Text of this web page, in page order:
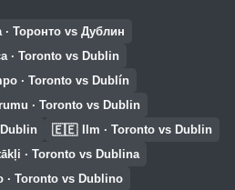
· Торонто vs Дублин
· Toronto vs Dublin
· Toronto vs Dublín
· Toronto vs Dublin
🇪🇪 Ilm · Toronto vs Dublin
· Toronto vs Dublina
· Toronto vs Dublino